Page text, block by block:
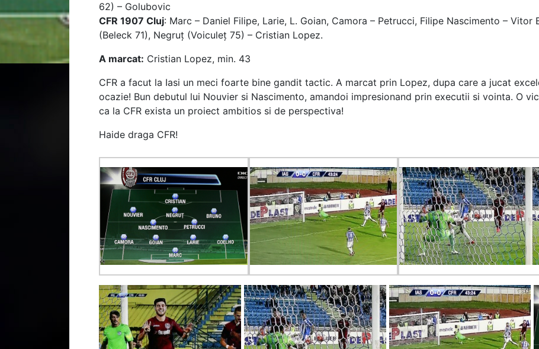
62) – Golubovic
CFR 1907 Cluj: Marc – Daniel Filipe, Larie, L. Goian, Camora – Petrucci, Filipe Nascimento – Vitor
(Beleck 71), Negruț (Voiculeţ 75) – Cristian Lopez.
A marcat: Cristian Lopez, min. 43
CFR a facut la Iasi un meci foarte bine gandit tactic. A marcat prin Lopez, dupa care a jucat
ocazie! Bun debutul lui Nouvier si Nascimento, amandoi impresionand prin executii si vointa. O
ca la CFR exista un proiect ambitios si de perspectiva!
Haide draga CFR!